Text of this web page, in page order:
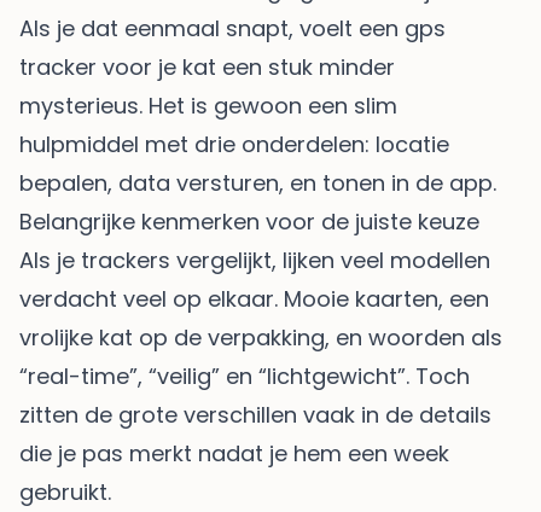
Als je dat eenmaal snapt, voelt een gps
tracker voor je kat een stuk minder
mysterieus. Het is gewoon een slim
hulpmiddel met drie onderdelen: locatie
bepalen, data versturen, en tonen in de app.
Belangrijke kenmerken voor de juiste keuze
Als je trackers vergelijkt, lijken veel modellen
verdacht veel op elkaar. Mooie kaarten, een
vrolijke kat op de verpakking, en woorden als
“real-time”, “veilig” en “lichtgewicht”. Toch
zitten de grote verschillen vaak in de details
die je pas merkt nadat je hem een week
gebruikt.